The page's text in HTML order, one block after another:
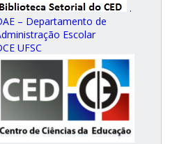
.
– Departamento de
Escolar
UFSC